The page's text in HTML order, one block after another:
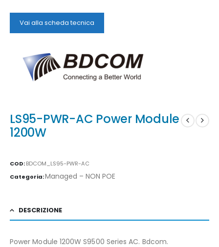
Vai alla scheda tecnica
LS95-PWR-AC Power Module
1200W
COD:BDCOM_LS95-PWR-AC
Categoria:Managed – NON POE
DESCRIZIONE
Power Module 1200W S9500 Series AC. Bdcom.